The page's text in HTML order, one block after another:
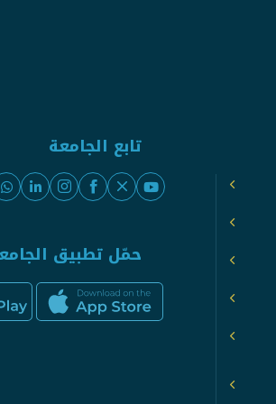
تابع الجامعة
حمّل تطبيق